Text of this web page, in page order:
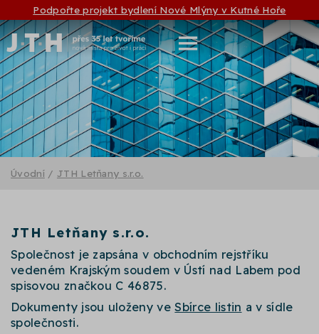
Podpořte projekt bydlení Nové Mlýny v Kutné Hoře
Úvodní / JTH Letňany s.r.o.
JTH Letňany s.r.o.
Společnost je zapsána v obchodním rejstříku
vedeném Krajským soudem v Ústí nad Labem pod
spisovou značkou C 46875.
Dokumenty jsou uloženy veSbírce listin a v sídle
společnosti.